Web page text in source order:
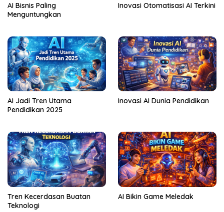
AI Bisnis Paling
Menguntungkan
Inovasi Otomatisasi AI Terkini
AI Jadi Tren Utama
Pendidikan 2025
Inovasi AI Dunia Pendidikan
Tren Kecerdasan Buatan
Teknologi
AI Bikin Game Meledak